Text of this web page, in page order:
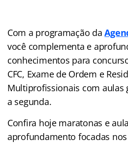
Com a programação da
você complementa e
conhecimentos para
CFC, Exame de Ordem e
Multiprofissionais com aulas
a segunda.
Confira hoje maratonas e
aprofundamento focadas